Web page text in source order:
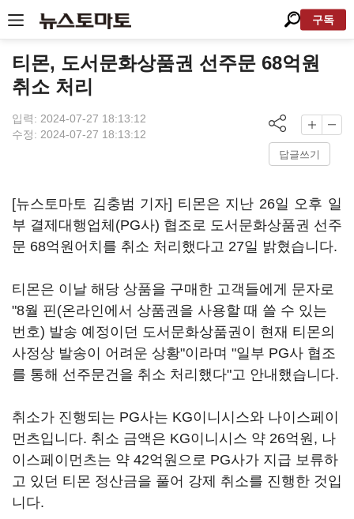
구독
티몬, 도서문화상품권 선주문 68억원
취소 처리
입력: 2024-07-27 18:13:12
수정: 2024-07-27 18:13:12
답글쓰기
[뉴스토마토 김충범 기자] 티몬은 지난 26일 오후 일
부 결제대행업체(PG사) 협조로 도서문화상품권 선주
문 68억원어치를 취소 처리했다고 27일 밝혔습니다.
티몬은 이날 해당 상품을 구매한 고객들에게 문자로
"8월 핀(온라인에서 상품권을 사용할 때 쓸 수 있는
번호) 발송 예정이던 도서문화상품권이 현재 티몬의
사정상 발송이 어려운 상황"이라며 "일부 PG사 협조
를 통해 선주문건을 취소 처리했다"고 안내했습니다.
취소가 진행되는 PG사는 KG이니시스와 나이스페이
먼츠입니다. 취소 금액은 KG이니시스 약 26억원, 나
이스페이먼츠는 약 42억원으로 PG사가 지급 보류하
고 있던 티몬 정산금을 풀어 강제 취소를 진행한 것입
니다.